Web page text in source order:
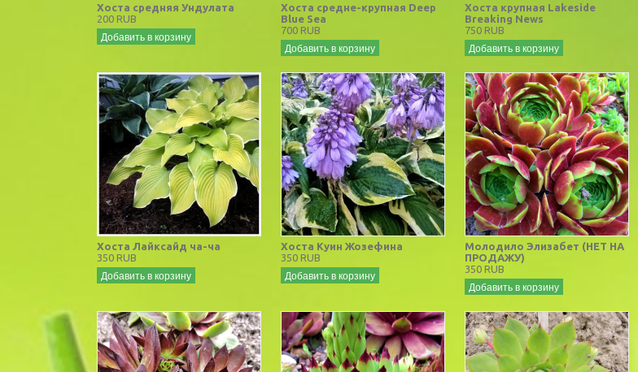
Хоста средняя Ундулата
200 RUB
Добавить в корзину
Хоста средне-крупная Deep
Blue Sea
700 RUB
Добавить в корзину
Хоста крупная Lakeside
Breaking News
750 RUB
Добавить в корзину
Хоста Лайксайд ча-ча
350 RUB
Добавить в корзину
Хоста Куин Жозефина
350 RUB
Добавить в корзину
Молодило Элизабет (НЕТ НА
ПРОДАЖУ)
350 RUB
Добавить в корзину